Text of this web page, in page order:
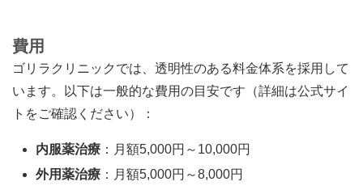
費用
ゴリラクリニックでは、透明性のある料金体系を採用して
います。以下は一般的な費用の目安です（詳細は公式サイ
トをご確認ください）：
内服薬治療 ：月額5,000円～10,000円
外用薬治療 ：月額5,000円～8,000円